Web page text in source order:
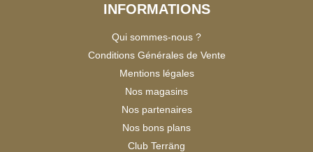
INFORMATIONS
Qui sommes-nous ?
Conditions Générales de Vente
Mentions légales
Nos magasins
Nos partenaires
Nos bons plans
Club Terräng